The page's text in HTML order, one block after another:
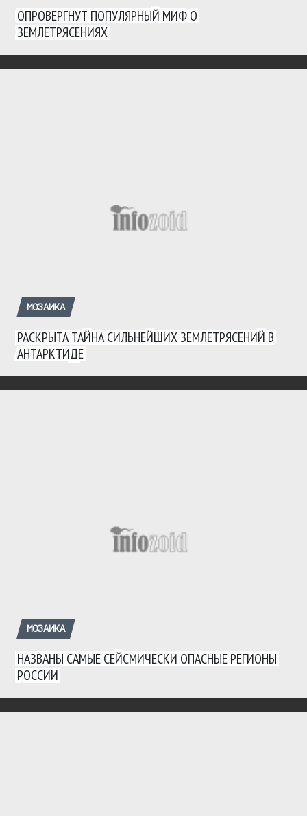
ОПРОВЕРГНУТ ПОПУЛЯРНЫЙ МИФ О
ЗЕМЛЕТРЯСЕНИЯХ
МОЗАИКА
РАСКРЫТА ТАЙНА СИЛЬНЕЙШИХ ЗЕМЛЕТРЯСЕНИЙ В
АНТАРКТИДЕ
МОЗАИКА
НАЗВАНЫ САМЫЕ СЕЙСМИЧЕСКИ ОПАСНЫЕ РЕГИОНЫ
РОССИИ